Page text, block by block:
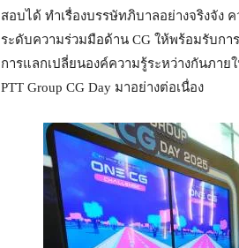
สอบได้ ทำเรื่องบรรษัทภิบาลอย่างจริงจัง
ระดับความร่วมมือด้าน CG ให้พร้อมรับก
การแลกเปลี่ยนองค์ความรู้ระหว่างกันภา
PTT Group CG Day มาอย่างต่อเนื่อง